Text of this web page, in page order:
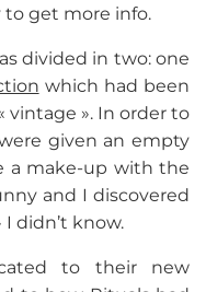
get more info.
divided in two: one
which had been
vintage ». In order to
given an empty
a make-up with the
and I discovered
I didn’t know.
to their new